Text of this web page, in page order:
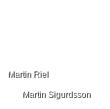
Martin Riel
Martin Sigurdsson